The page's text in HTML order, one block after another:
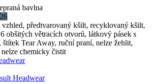
bavlna
předtvarovaný kšilt, recyklovaný kšilt,
obšitých větracích otvorů, látkový pásek s
Tear Away, ruční praní, nelze žehlit,
chemicky čistit
Headwear